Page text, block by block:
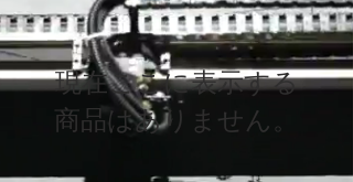
現在ここに表示する
商品はありません。